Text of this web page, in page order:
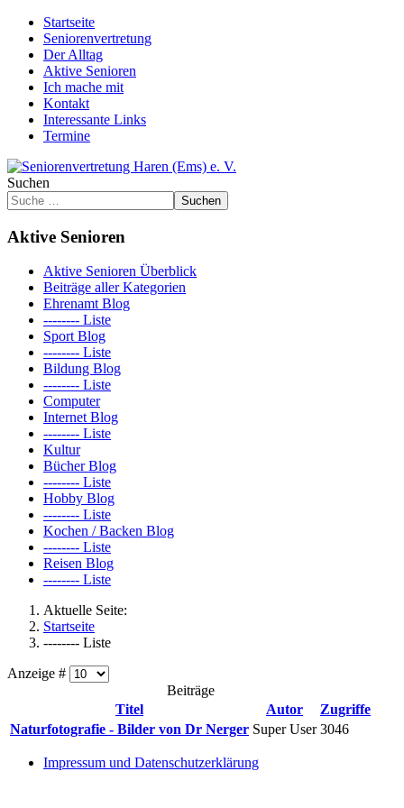
Startseite
Seniorenvertretung
Der Alltag
Aktive Senioren
Ich mache mit
Kontakt
Interessante Links
Termine
Suchen
Suchen
Aktive Senioren
Aktive Senioren Überblick
Beiträge aller Kategorien
Ehrenamt Blog
-------- Liste
Sport Blog
-------- Liste
Bildung Blog
-------- Liste
Computer
Internet Blog
-------- Liste
Kultur
Bücher Blog
-------- Liste
Hobby Blog
-------- Liste
Kochen / Backen Blog
-------- Liste
Reisen Blog
-------- Liste
Aktuelle Seite:
Startseite
-------- Liste
Anzeige #
Beiträge
Titel
Autor
Zugriffe
Naturfotografie - Bilder von Dr Nerger Super User 3046
Impressum und Datenschutzerklärung